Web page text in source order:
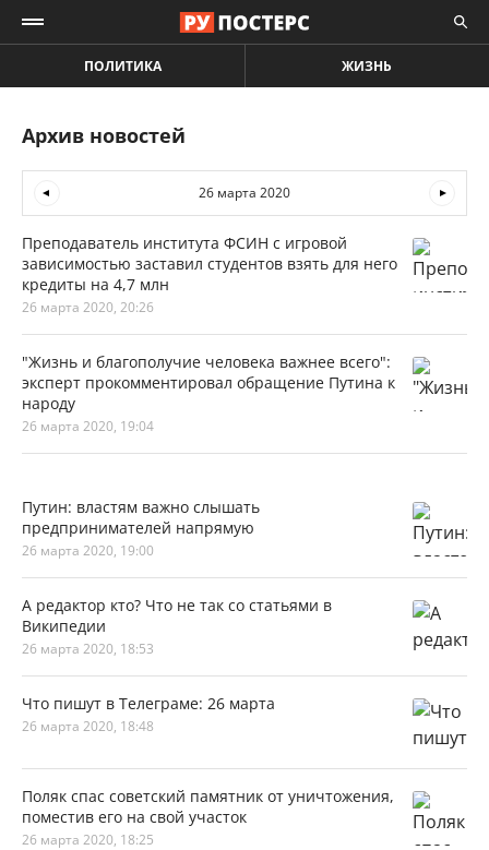
ПОЛИТИКА ЖИЗНЬ
Архив новостей
26 марта 2020
Преподаватель института ФСИН с игровой
зависимостью заставил студентов взять для него
кредиты на 4,7 млн
26 марта 2020, 20:26
"Жизнь и благополучие человека важнее всего":
эксперт прокомментировал обращение Путина к
народу
26 марта 2020, 19:04
Путин: властям важно слышать
предпринимателей напрямую
26 марта 2020, 19:00
А редактор кто? Что не так со статьями в
Википедии
26 марта 2020, 18:53
Что пишут в Телеграме: 26 марта
26 марта 2020, 18:48
Поляк спас советский памятник от уничтожения,
поместив его на свой участок
26 марта 2020, 18:25